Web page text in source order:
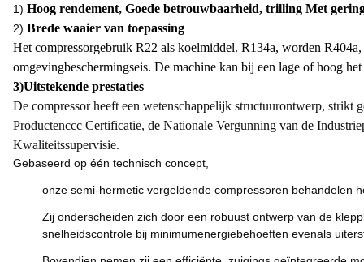
1) Hoog rendement, Goede betrouwbaarheid, trilling Met
2) Brede waaier van toepassing
Het compressorgebruik R22 als koelmiddel. R134a, worden
omgevingbeschermingseis. De machine kan bij een lage of hoog
3)Uitstekende prestaties
De compressor heeft een wetenschappelijk structuurontwerp,
Productenccc Certificatie, de Nationale Vergunning van de
Kwaliteitssupervisie.
Gebaseerd op één technisch concept,
onze semi-hermetic vergeldende compressoren behandelen
Zij onderscheiden zich door een robuust ontwerp van de
snelheidscontrole bij minimumenergiebehoeften evenals